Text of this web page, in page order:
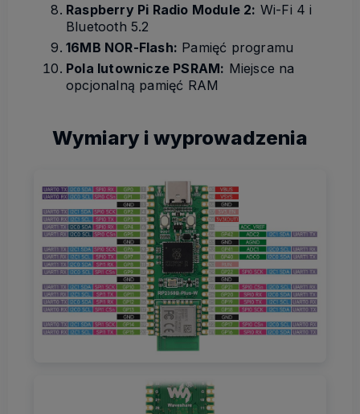
Raspberry Pi Radio Module 2: Wi-Fi 4 i
Bluetooth 5.2
16MB NOR-Flash: Pamięć programu
Pola lutownicze PSRAM: Miejsce na
opcjonalną pamięć RAM
Wymiary i wyprowadzenia